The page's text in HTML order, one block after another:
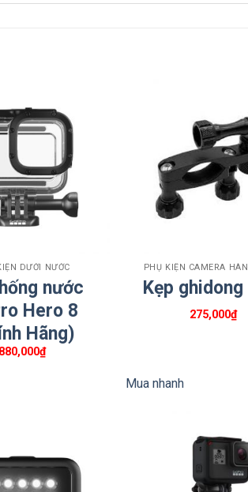
Guards
DƯỚI NƯỚC
nước
Hero 8
Hãng)
880,000₫
PHỤ KIỆN CAMERA
Kẹp ghidong
275,000₫
Mua nhanh